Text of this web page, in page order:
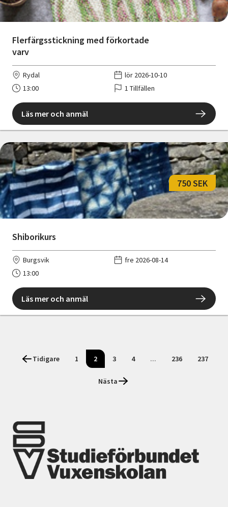
Flerfärgsstickning med förkortade
varv
Rydal
lör 2026-10-10
13:00
1 Tillfällen
Läs mer och anmäl
Shiborikurs
750 SEK
Burgsvik
fre 2026-08-14
13:00
Läs mer och anmäl
Tidigare 1 2 3 4 ... 236 237
Nästa